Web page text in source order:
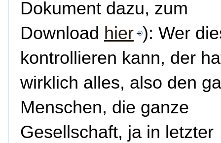
Dokument dazu, zum
Download hier ): Wer
kontrollieren kann, der
wirklich alles, also den
Menschen, die ganze
Gesellschaft, ja in letzter